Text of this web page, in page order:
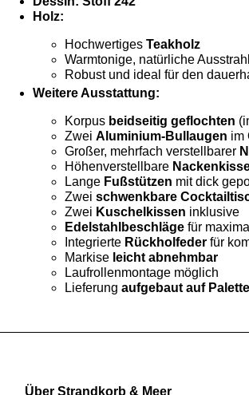
Holz:
Hochwertiges Teakholz
Warmtonige, natürliche
Robust und ideal für den
Weitere Ausstattung:
Korpus beidseitig geflochten
Zwei Aluminium-Bullaugen im
Großer, mehrfach verstellbarer
Höhenverstellbare
Lange Fußstützen mit dick
Zwei schwenkbare
Zwei Kuschelkissen inklusive
Edelstahlbeschläge für
Integrierte Rückholfeder für
Markise leicht abnehmbar
Laufrollenmontage möglich
Lieferung aufgebaut auf Palette
Über Strandkorb & Meer